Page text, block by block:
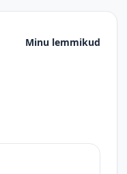
Minu lemmikud